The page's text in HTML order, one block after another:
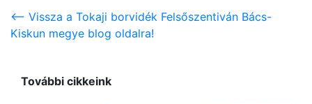
<-- Vissza a Tokaji borvidék Felsőszentiván Bács-
Kiskun megye blog oldalra!
További cikkeink